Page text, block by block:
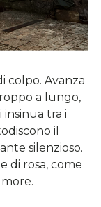
colpo. Avanza
a lungo,
insinua tra i
il
silenzioso.
di rosa, come